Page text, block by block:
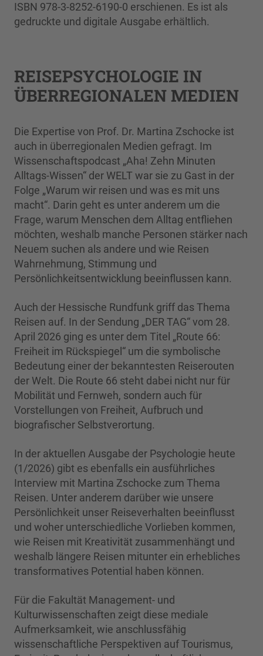
ISBN 978-3-8252-6190-0 erschienen. Es ist als
gedruckte und digitale Ausgabe erhältlich.
REISEPSYCHOLOGIE IN
ÜBERREGIONALEN MEDIEN
Die Expertise von Prof. Dr. Martina Zschocke ist
auch in überregionalen Medien gefragt. Im
Wissenschaftspodcast „Aha! Zehn Minuten
Alltags-Wissen“ der WELT war sie zu Gast in der
Folge „Warum wir reisen und was es mit uns
macht“. Darin geht es unter anderem um die
Frage, warum Menschen dem Alltag entfliehen
möchten, weshalb manche Personen stärker nach
Neuem suchen als andere und wie Reisen
Wahrnehmung, Stimmung und
Persönlichkeitsentwicklung beeinflussen kann.
Auch der Hessische Rundfunk griff das Thema
Reisen auf. In der Sendung „DER TAG“ vom 28.
April 2026 ging es unter dem Titel „Route 66:
Freiheit im Rückspiegel“ um die symbolische
Bedeutung einer der bekanntesten Reiserouten
der Welt. Die Route 66 steht dabei nicht nur für
Mobilität und Fernweh, sondern auch für
Vorstellungen von Freiheit, Aufbruch und
biografischer Selbstverortung.
In der aktuellen Ausgabe der Psychologie heute
(1/2026) gibt es ebenfalls ein ausführliches
Interview mit Martina Zschocke zum Thema
Reisen. Unter anderem darüber wie unsere
Persönlichkeit unser Reiseverhalten beeinflusst
und woher unterschiedliche Vorlieben kommen,
wie Reisen mit Kreativität zusammenhängt und
weshalb längere Reisen mitunter ein erhebliches
transformatives Potential haben können.
Für die Fakultät Management- und
Kulturwissenschaften zeigt diese mediale
Aufmerksamkeit, wie anschlussfähig
wissenschaftliche Perspektiven auf Tourismus,